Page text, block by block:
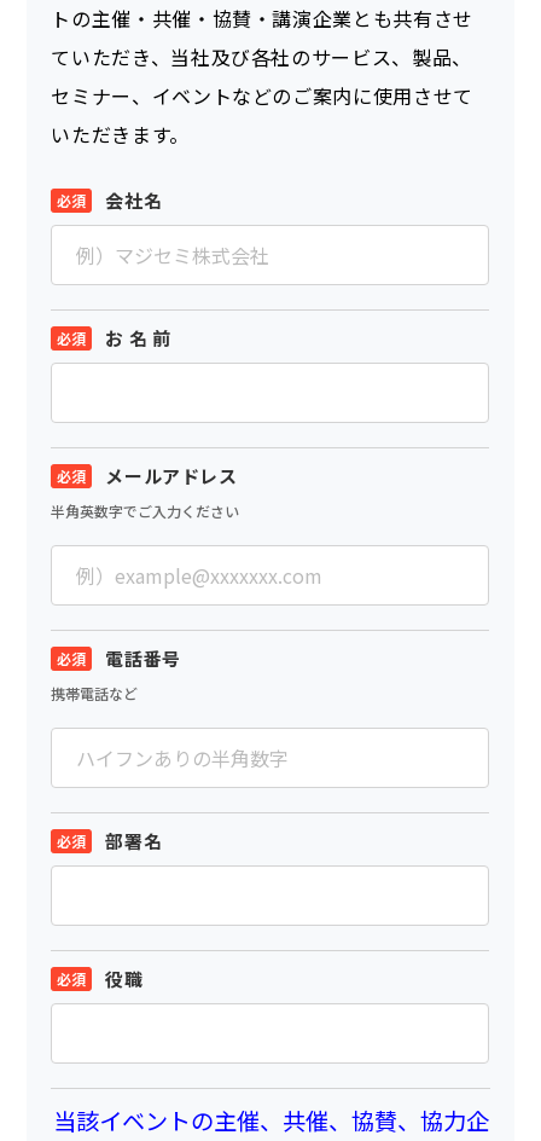
トの主催・共催・協賛・講演企業とも共有させ
ていただき、当社及び各社のサービス、製品、
セミナー、イベントなどのご案内に使用させて
いただきます。
会社名
お 名 前
メールアドレス
半角英数字でご入力ください
電話番号
携帯電話など
部署名
役職
当該イベントの主催、共催、協賛、協力企